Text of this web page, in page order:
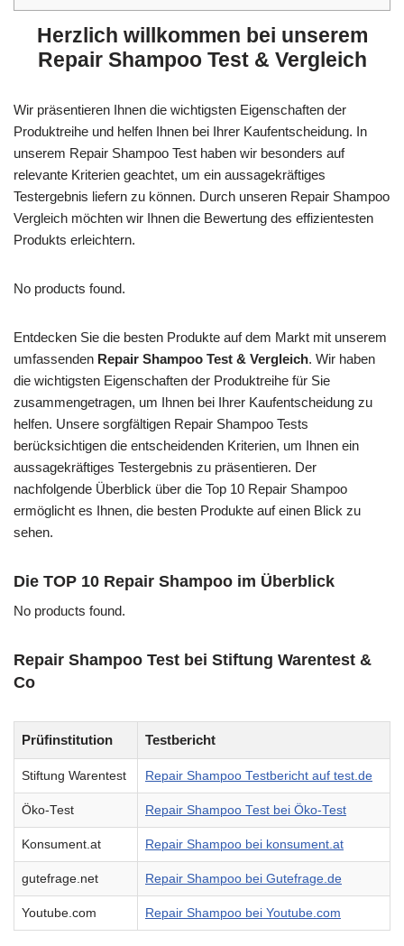
Herzlich willkommen bei unserem
Repair Shampoo Test & Vergleich
Wir präsentieren Ihnen die wichtigsten Eigenschaften der
Produktreihe und helfen Ihnen bei Ihrer Kaufentscheidung. In
unserem Repair Shampoo Test haben wir besonders auf
relevante Kriterien geachtet, um ein aussagekräftiges
Testergebnis liefern zu können. Durch unseren Repair Shampoo
Vergleich möchten wir Ihnen die Bewertung des effizientesten
Produkts erleichtern.
No products found.
Entdecken Sie die besten Produkte auf dem Markt mit unserem
umfassenden Repair Shampoo Test & Vergleich. Wir haben
die wichtigsten Eigenschaften der Produktreihe für Sie
zusammengetragen, um Ihnen bei Ihrer Kaufentscheidung zu
helfen. Unsere sorgfältigen Repair Shampoo Tests
berücksichtigen die entscheidenden Kriterien, um Ihnen ein
aussagekräftiges Testergebnis zu präsentieren. Der
nachfolgende Überblick über die Top 10 Repair Shampoo
ermöglicht es Ihnen, die besten Produkte auf einen Blick zu
sehen.
Die TOP 10 Repair Shampoo im Überblick
No products found.
Repair Shampoo Test bei Stiftung Warentest &
Co
Prüfinstitution Testbericht
Stiftung Warentest Repair Shampoo Testbericht auf test.de
Öko-Test Repair Shampoo Test bei Öko-Test
Konsument.at Repair Shampoo bei konsument.at
gutefrage.net Repair Shampoo bei Gutefrage.de
Youtube.com Repair Shampoo bei Youtube.com